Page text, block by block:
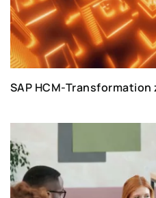
SAP HCM-Transformation